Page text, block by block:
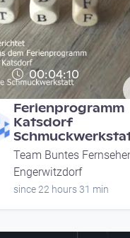
00:04:10
Ferienprogramm
Katsdorf
Team Buntes
Engerwitzdorf
since 22 hours 31 min